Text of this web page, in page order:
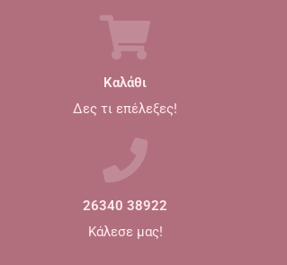
Καλάθι
Δες τι επέλεξες!
26340 38922
Κάλεσε μας!